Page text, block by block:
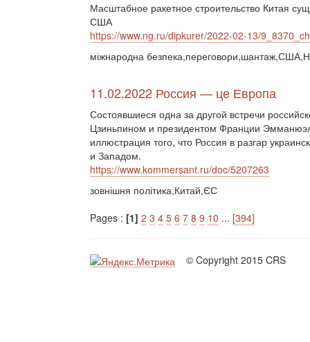
Масштабное ракетное строительство Китая
США
https://www.ng.ru/dipkurer/2022-02-13/
міжнародна
11.02.2022 Россия — це Европа
Состоявшиеся одна за другой встречи
Цзиньпином и президентом Франции
иллюстрация того, что Россия в разгар
и Западом.
https://www.kommersant.ru/doc/5207263
зовнішня політика,Китай,ЄС
Pages : [1] 2 3 4 5 6 7 8 9 10 ... [394]
© Copyright 2015 CRS